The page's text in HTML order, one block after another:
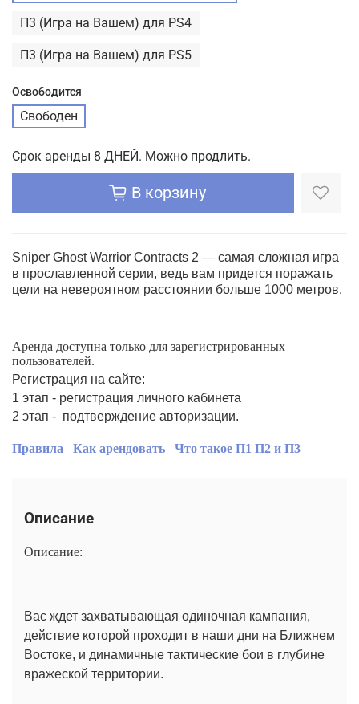
П3 (Игра на Вашем) для PS4
П3 (Игра на Вашем) для PS5
Освободится
Свободен
Срок аренды 8 ДНЕЙ. Можно продлить.
В корзину
Sniper Ghost Warrior Contracts 2 — самая сложная игра
в прославленной серии, ведь вам придется поражать
цели на невероятном расстоянии больше 1000 метров.
Аренда доступна только для зарегистрированных
пользователей.
Регистрация на сайте:
1 этап - регистрация личного кабинета
2 этап - подтверждение авторизации.
Правила Как арендовать Что такое П1 П2 и П3
Описание
Описание:
Вас ждет захватывающая одиночная кампания,
действие которой проходит в наши дни на Ближнем
Востоке, и динамичные тактические бои в глубине
вражеской территории.